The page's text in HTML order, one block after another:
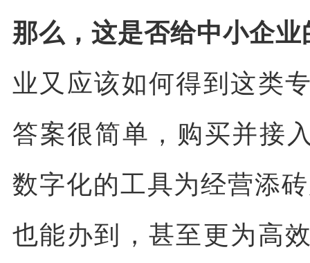
那么，这是否给中小企
业又应该如何得到这类
答案很简单，购买并接
数字化的工具为经营添
也能办到，甚至更为高